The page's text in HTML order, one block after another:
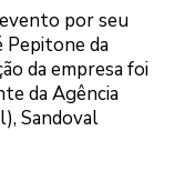
por seu
da
da empresa foi
da Agência
Sandoval